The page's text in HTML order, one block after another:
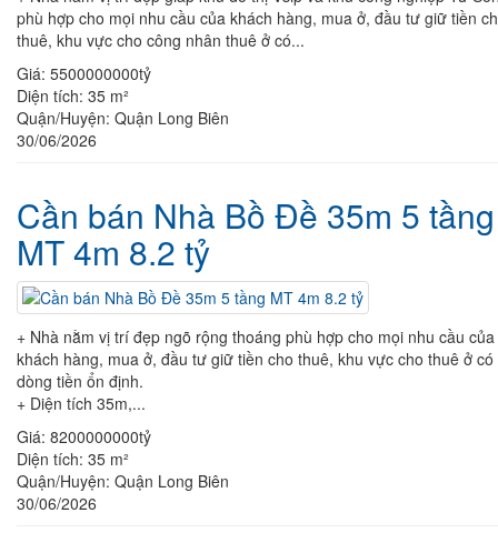
phù hợp cho mọi nhu cầu của khách hàng, mua ở, đầu tư giữ tiền
thuê, khu vực cho công nhân thuê ở có...
Giá: 5500000000tỷ
Diện tích: 35 m²
Quận/Huyện: Quận Long Biên
30/06/2026
Cần bán Nhà Bồ Đề 35m 5 tầng
MT 4m 8.2 tỷ
+ Nhà nằm vị trí đẹp ngõ rộng thoáng phù hợp cho mọi nhu cầu của
khách hàng, mua ở, đầu tư giữ tiền cho thuê, khu vực cho thuê ở có
dòng tiền ổn định.
+ Diện tích 35m,...
Giá: 8200000000tỷ
Diện tích: 35 m²
Quận/Huyện: Quận Long Biên
30/06/2026